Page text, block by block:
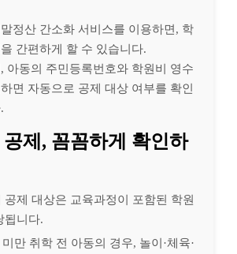
정산 간소화 서비스를 이용하면, 학
간편하게 할 수 있습니다.
아동의 주민등록번호와 학원비 영수
면 자동으로 공제 대상 여부를 확인
공제, 꼼꼼하게 확인하
공제 대상은 교육과정이 포함된 학원
됩니다.
만 취학 전 아동의 경우, 놀이·체육·